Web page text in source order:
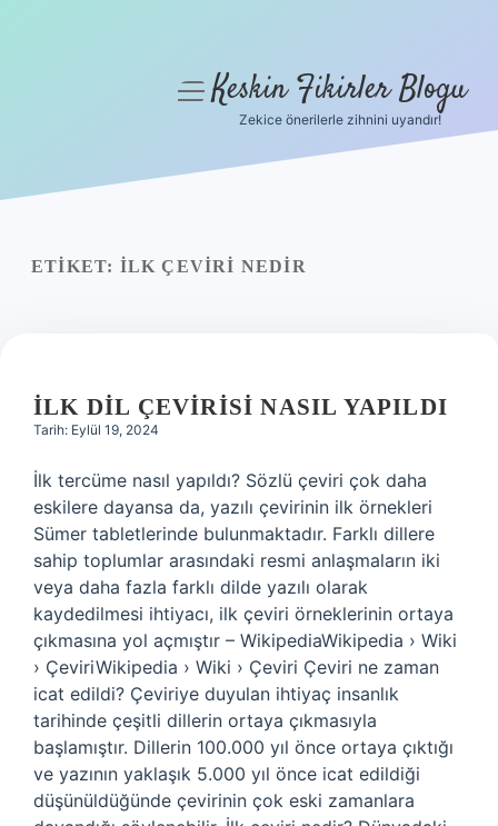
Yasal Uyarı
menüyüKeskin Fikirler Blogu
Zekice önerilerle zihnini uyandır!
ETIKET: İLK ÇEVIRI NEDIR
İLK DIL ÇEVIRISI NASIL YAPILDI
Tarih: Eylül 19, 2024
İlk tercüme nasıl yapıldı? Sözlü çeviri çok daha
eskilere dayansa da, yazılı çevirinin ilk örnekleri
Sümer tabletlerinde bulunmaktadır. Farklı dillere
sahip toplumlar arasındaki resmi anlaşmaların iki
veya daha fazla farklı dilde yazılı olarak
kaydedilmesi ihtiyacı, ilk çeviri örneklerinin ortaya
çıkmasına yol açmıştır – WikipediaWikipedia › Wiki
› ÇeviriWikipedia › Wiki › Çeviri Çeviri ne zaman
icat edildi? Çeviriye duyulan ihtiyaç insanlık
tarihinde çeşitli dillerin ortaya çıkmasıyla
başlamıştır. Dillerin 100.000 yıl önce ortaya çıktığı
ve yazının yaklaşık 5.000 yıl önce icat edildiği
düşünüldüğünde çevirinin çok eski zamanlara